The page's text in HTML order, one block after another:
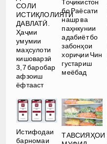
СОЛИ
ИСТИҚЛОЛИЯТИ
ДАВЛАТӢ.
Ҳаҷми
умумии
маҳсулоти
кишоварзӣ
3,7 баробар
афзоиш
ёфтааст
Тоҷикистон
бо Раёсати
нашр ва
паҳнкунии
адабиёт бо
забонҳои
хориҷии Чин
густариш
меёбад
Истифодаи
барномаи
ТАВСИЯҲОИ